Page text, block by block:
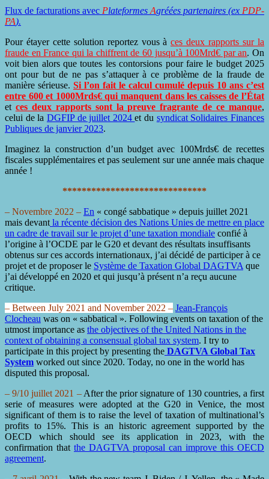
Flux de facturations avec Plateformes Agréées partenaires (ex PDP-
PA).
Pour étayer cette solution reportez vous àces deux rapports sur la
fraude en France qui la chiffrent de 60 jusqu’à 100Mrd€ par an. On
voit bien alors que toutes les contorsions pour faire le budget 2025
ont pour but de ne pas s’attaquer à ce problème de la fraude de
manière sérieuse. Si l’on fait le calcul cumulé depuis 10 ans c’est
entre 600 et 1000Mrds€ qui manquent dans les caisses de l’État
et ces deux rapports sont la preuve fragrante de ce manque,
celui de la DGFIP de juillet 2024et du syndicat Solidaires Finances
Publiques de janvier 2023.
Imaginez la construction d’un budget avec 100Mrds€ de recettes
fiscales supplémentaires et pas seulement sur une année mais chaque
année !
******************************
– Novembre 2022 – En « congé sabbatique » depuis juillet 2021
mais devant la récente décision des Nations Unies de mettre en place
un cadre de travail sur le projet d’une taxation mondiale confié à
l’origine à l’OCDE par le G20 et devant des résultats insuffisants
obtenus sur ces accords internationaux, j’ai décidé de participer à ce
projet et de proposer le Système de Taxation Global DAGTVA que
j’ai développé en 2020 et qui jusqu’à présent n’a reçu aucune
critique.
– Between July 2021 and November 2022 – Jean-François
Clocheau was on « sabbatical ». Following events on taxation of the
utmost importance as the objectives of the United Nations in the
context of obtaining a consensual global tax system. I try to
participate in this project by presenting the DAGTVA Global Tax
System worked out since 2020. Today, no one in the world has
disputed this proposal.
– 9/10 juillet 2021 – After the prior signature of 130 countries, a first
serie of measures were adopted at the G20 in Venice, the most
significant of them is to raise the level of taxation of multinational’s
profits to 15%. This is an historic agreement supported by the
OECD which should see its application in 2023, with the
confirmation that the DAGTVA proposal can improve this OECD
agreement.